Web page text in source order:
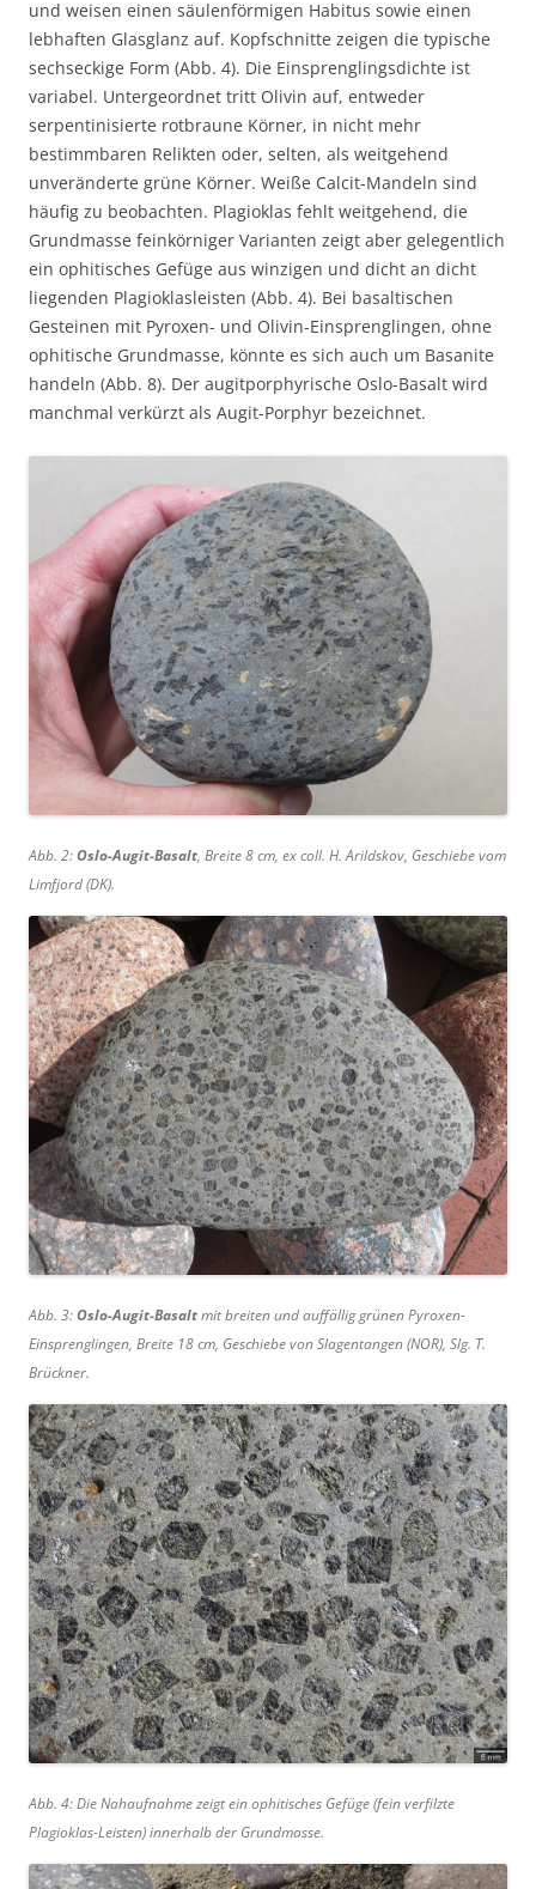
und weisen einen säulenförmigen Habitus sowie einen
lebhaften Glasglanz auf. Kopfschnitte zeigen die typische
sechseckige Form (Abb. 4). Die Einsprenglingsdichte ist
variabel. Untergeordnet tritt Olivin auf, entweder
serpentinisierte rotbraune Körner, in nicht mehr
bestimmbaren Relikten oder, selten, als weitgehend
unveränderte grüne Körner. Weiße Calcit-Mandeln sind
häufig zu beobachten. Plagioklas fehlt weitgehend, die
Grundmasse feinkörniger Varianten zeigt aber gelegentlich
ein ophitisches Gefüge aus winzigen und dicht an dicht
liegenden Plagioklasleisten (Abb. 4). Bei basaltischen
Gesteinen mit Pyroxen- und Olivin-Einsprenglingen, ohne
ophitische Grundmasse, könnte es sich auch um Basanite
handeln (Abb. 8). Der augitporphyrische Oslo-Basalt wird
manchmal verkürzt als Augit-Porphyr bezeichnet.
Abb. 2:Oslo-Augit-Basalt, Breite 8 cm, ex coll. H. Arildskov, Geschiebe vom
Limfjord (DK).
Abb. 3:Oslo-Augit-Basaltmit breiten und auffällig grünen Pyroxen-
Einsprenglingen, Breite 18 cm, Geschiebe von Slagentangen (NOR), Slg. T.
Brückner.
Abb. 4: Die Nahaufnahme zeigt ein ophitisches Gefüge (fein verfilzte
Plagioklas-Leisten) innerhalb der Grundmasse.